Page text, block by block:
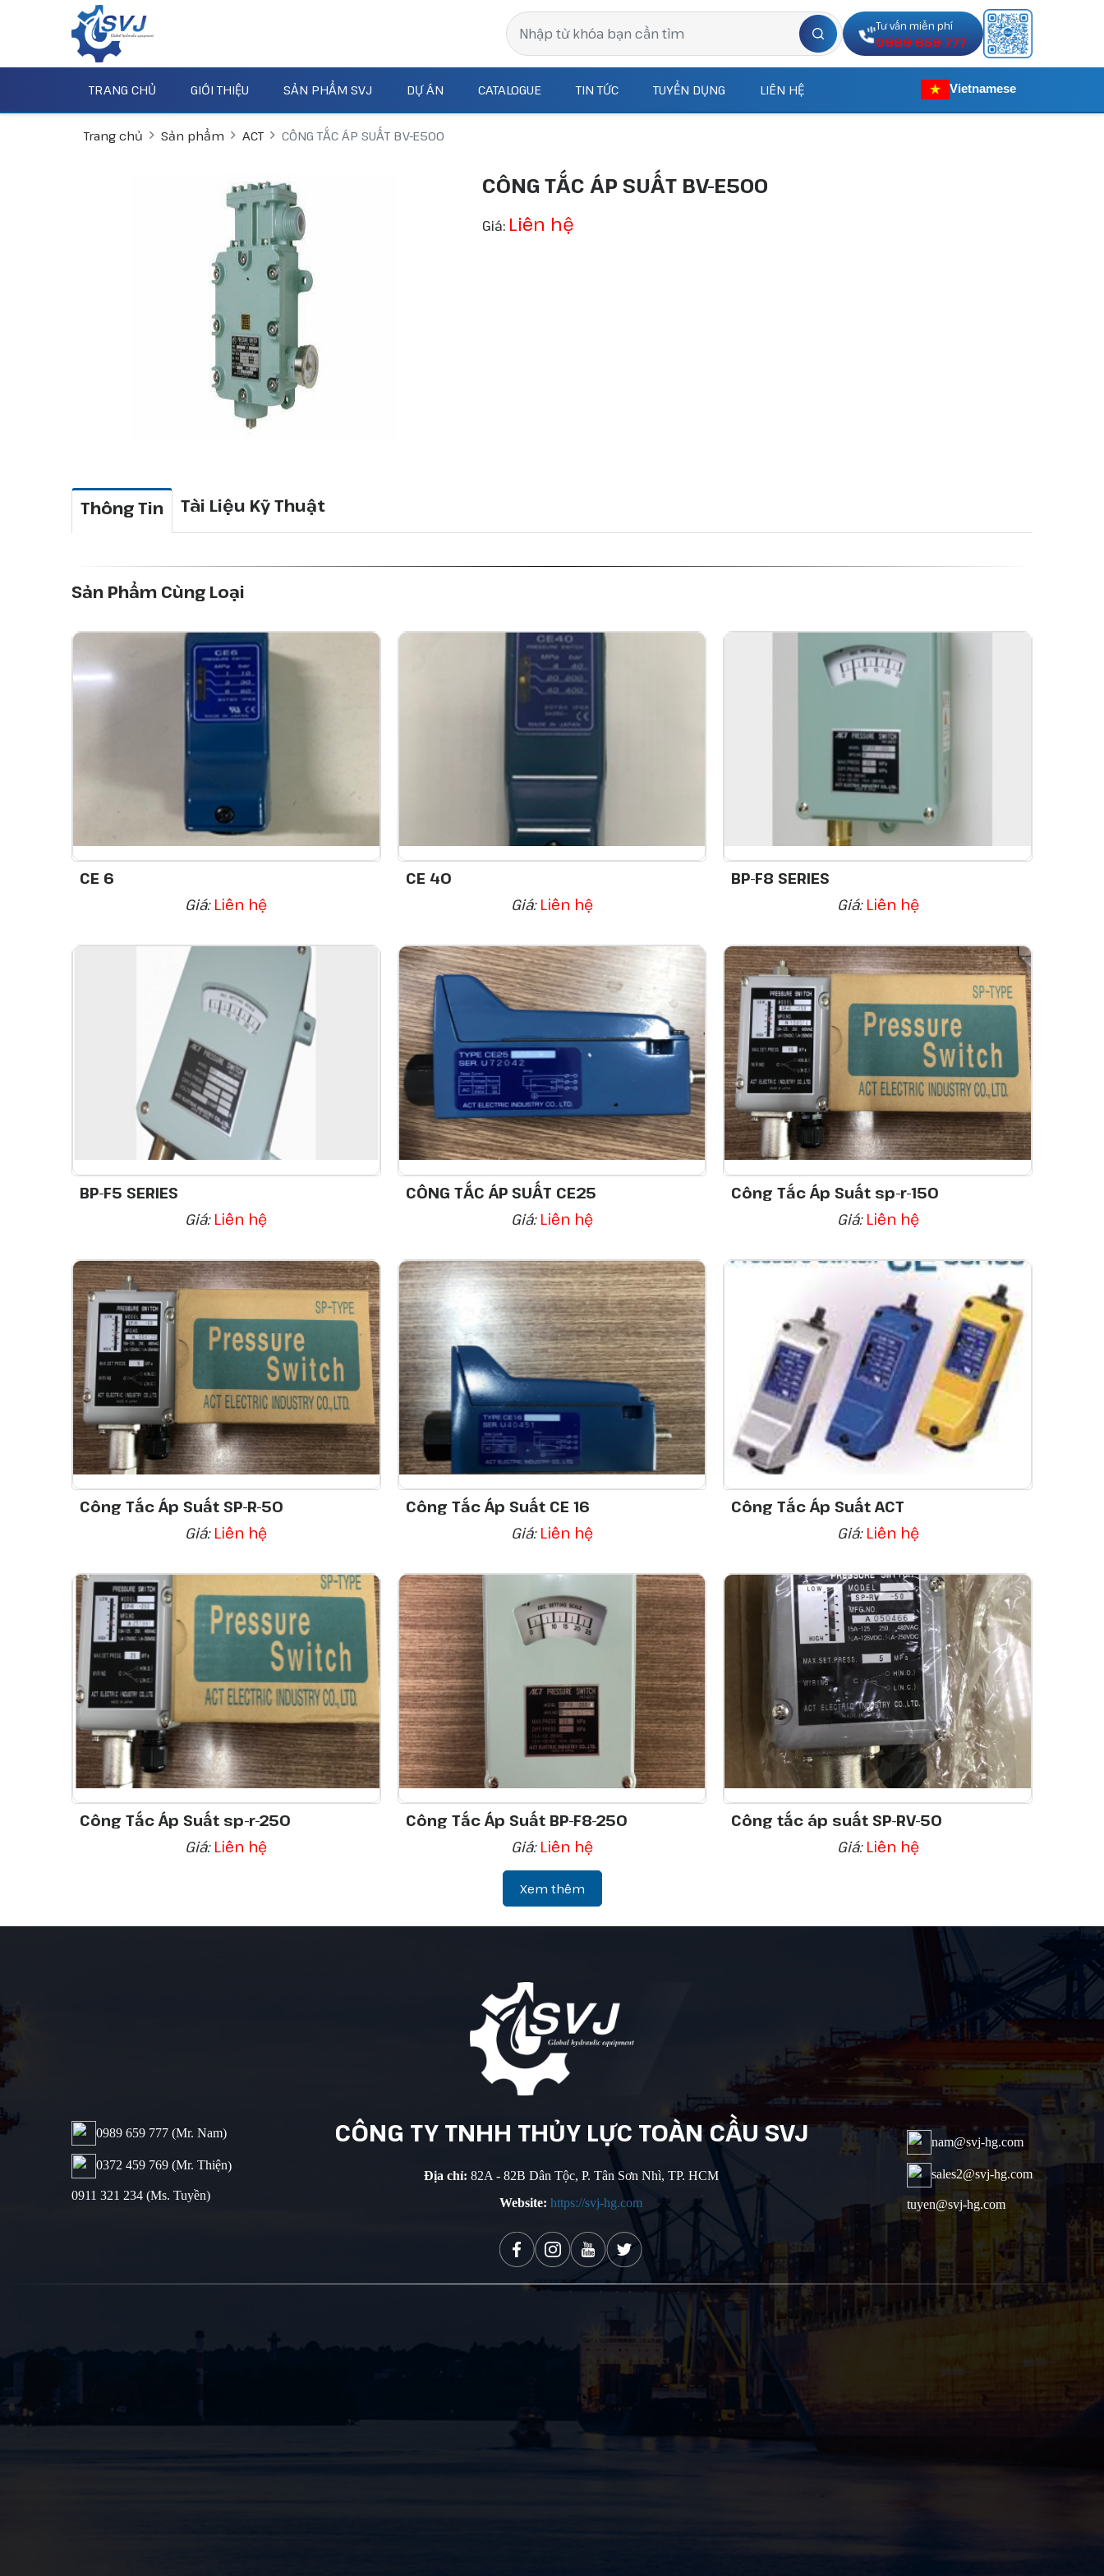
Tư vấn miễn phí
0989 659 777
TRANG CHỦ GIỚI THIỆU SẢN PHẨM SVJ DỰ ÁN CATALOGUE TIN TỨC TUYỂN DỤNG LIÊN HỆ Vietnamese
Trang chủ Sản phẩm ACT CÔNG TẮC ÁP SUẤT BV-E500
CÔNG TẮC ÁP SUẤT BV-E500
Giá: Liên hệ
Thông Tin Tài Liệu Kỹ Thuật
Sản Phẩm Cùng Loại
CE 6
Giá: Liên hệ
CE 40
Giá: Liên hệ
BP-F8 SERIES
Giá: Liên hệ
BP-F5 SERIES
Giá: Liên hệ
CÔNG TẮC ÁP SUẤT CE25
Giá: Liên hệ
Công Tắc Áp Suất sp-r-150
Giá: Liên hệ
Công Tắc Áp Suất SP-R-50
Giá: Liên hệ
Công Tắc Áp Suất CE 16
Giá: Liên hệ
Công Tắc Áp Suất ACT
Giá: Liên hệ
Công Tắc Áp Suất sp-r-250
Giá: Liên hệ
Công Tắc Áp Suất BP-F8-250
Giá: Liên hệ
Công tắc áp suất SP-RV-50
Giá: Liên hệ
Xem thêm
0989 659 777​ (Mr. Nam)
0372 459 769 (Mr. Thiện)
0911 321 234 (Ms. Tuyền)
CÔNG TY TNHH THỦY LỰC TOÀN CẦU SVJ
Địa chỉ: 82A - 82B Dân Tộc, P. Tân Sơn Nhì, TP. HCM
Website: https://svj-hg.com
nam@svj-hg.com
sales2@svj-hg.com
tuyen@svj-hg.com